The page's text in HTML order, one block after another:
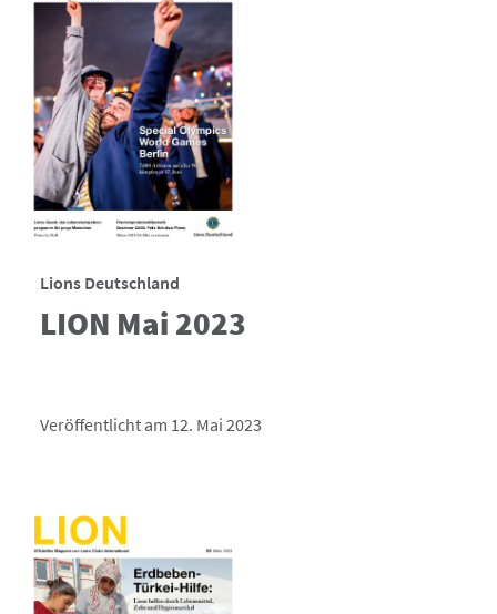
Lions Deutschland
LION Mai 2023
Veröffentlicht am 12. Mai 2023